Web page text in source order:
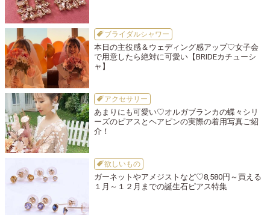
ブライダルシャワー
本日の主役感＆ウェディング感アップ♡女子会
で用意したら絶対に可愛い【BRIDEカチューシ
ャ】
アクセサリー
あまりにも可愛い♡オルガブランカの蝶々シリ
ーズのピアスとヘアピンの実際の着用写真ご紹
介！
欲しいもの
ガーネットやアメジストなど♡8,580円～買える
１月～１２月までの誕生石ピアス特集